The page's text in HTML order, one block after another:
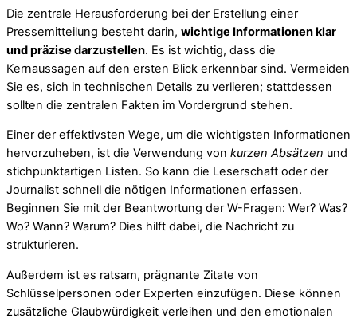
Die zentrale Herausforderung bei der Erstellung einer
Pressemitteilung besteht darin, wichtige Informationen klar
und präzise darzustellen. Es ist wichtig, dass die
Kernaussagen auf den ersten Blick erkennbar sind. Vermeiden
Sie es, sich in technischen Details zu verlieren; stattdessen
sollten die zentralen Fakten im Vordergrund stehen.
Einer der effektivsten Wege, um die wichtigsten Informationen
hervorzuheben, ist die Verwendung von kurzen Absätzen und
stichpunktartigen Listen. So kann die Leserschaft oder der
Journalist schnell die nötigen Informationen erfassen.
Beginnen Sie mit der Beantwortung der W-Fragen: Wer? Was?
Wo? Wann? Warum? Dies hilft dabei, die Nachricht zu
strukturieren.
Außerdem ist es ratsam, prägnante Zitate von
Schlüsselpersonen oder Experten einzufügen. Diese können
zusätzliche Glaubwürdigkeit verleihen und den emotionalen